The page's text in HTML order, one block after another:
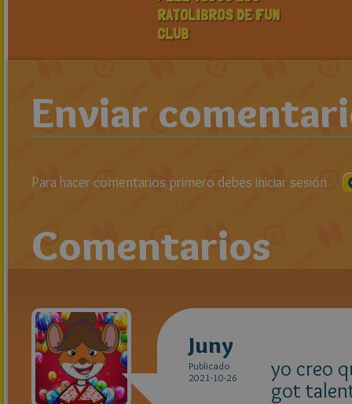
RATOLIBROS DE FUN
CLUB
Enviar
Para hacer comentarios primero debes iniciar sesión
Comentarios
Juny
Publicado
2021-10-26
yo creo
got